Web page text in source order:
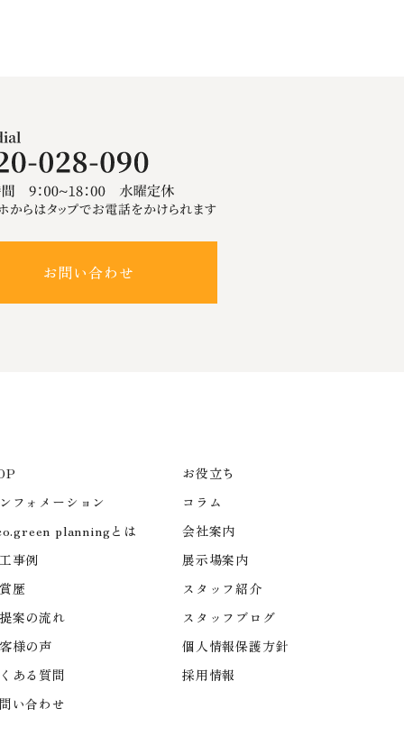
お問い合わせ
フォメーション
planningとは
事例
歴
案の流れ
様の声
ある質問
い合わせ
お役立ち
コラム
会社案内
展示場案内
スタッフ紹介
スタッフブログ
個人情報保護方針
採用情報